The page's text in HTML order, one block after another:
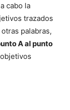
cabo la
trazados
palabras,
A al punto